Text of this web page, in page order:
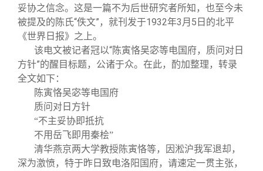
联系我们
妥协之信念。这是一篇不为后世研究者所知，也至今未
被提及的陈氏“佚文”，就刊发于1932年3月5日的北平
《世界日报》之上。
该电文被记者冠以“陈寅恪吴宓等电国府，质问对日
方针”的醒目标题，公诸于众。在此，酌加整理，转录
全文如下：
陈寅恪吴宓等电国府
质问对日方针
“不主妥协即抵抗
不用岳飞即用秦桧”
清华燕京两大学教授陈寅恪等，因淞沪我军退却，
深为激愤，特于昨日致电洛阳国府，请速定一贯主张，